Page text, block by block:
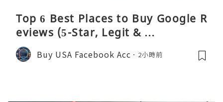
Top 6 Best Places to Buy Google R
eviews (5-Star, Legit & …
Buy USA Facebook Acc 2小時前